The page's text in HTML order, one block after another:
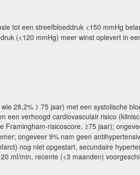
tot een streefbloeddruk <150 mmHg
(<120 mmHg) meer winst oplevert in
28,2% ≥ 75 jaar) met een systolische
een verhoogd cardiovasculair risico
risicoscore, ≥75 jaar);
ongeveer 9% nam geen
nog niet opgestart, secundaire
ml/min, recente (<3 maanden)